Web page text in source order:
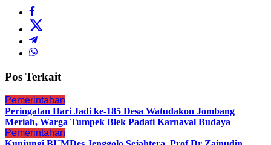
Pos Terkait
Pemerintahan
Peringatan Hari Jadi ke-185 Desa Watudakon Jombang
Meriah, Warga Tumpek Blek Padati Karnaval Budaya
Pemerintahan